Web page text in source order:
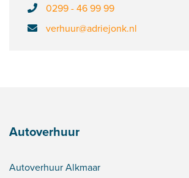
0299 - 46 99 99
verhuur@adriejonk.nl
Autoverhuur
Autoverhuur Alkmaar